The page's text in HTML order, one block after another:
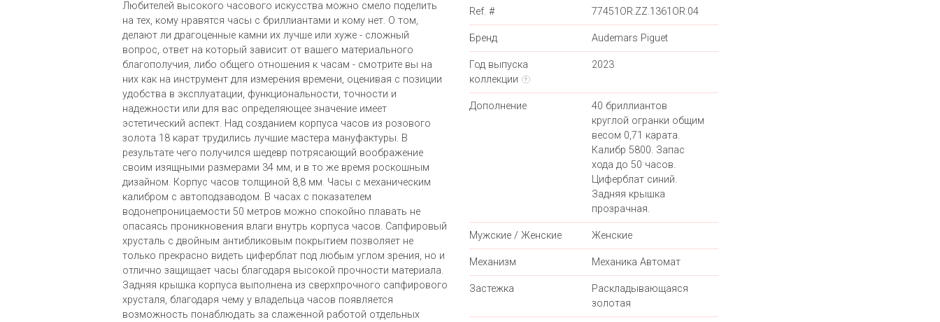
Любителей высокого часового искусства можно смело поделить
на тех, кому нравятся часы с бриллиантами и кому нет. О том,
делают ли драгоценные камни их лучше или хуже - сложный
вопрос, ответ на который зависит от вашего материального
благополучия, либо общего отношения к часам - смотрите вы на
них как на инструмент для измерения времени, оценивая с позиции
удобства в эксплуатации, функциональности, точности и
надежности или для вас определяющее значение имеет
эстетический аспект. Над созданием корпуса часов из розового
золота 18 карат трудились лучшие мастера мануфактуры. В
результате чего получился шедевр потрясающий воображение
своим изящными размерами 34 мм, и в то же время роскошным
дизайном. Корпус часов толщиной 8,8 мм. Часы с механическим
калибром с автоподзаводом. В часах с показателем
водонепроницаемости 50 метров можно спокойно плавать не
опасаясь проникновения влаги внутрь корпуса часов. Сапфировый
хрусталь с двойным антибликовым покрытием позволяет не
только прекрасно видеть циферблат под любым углом зрения, но и
отлично защищает часы благодаря высокой прочности материала.
Задняя крышка корпуса выполнена из сверхпрочного сапфирового
хрусталя, благодаря чему у владельца часов появляется
возможность понаблюдать за слаженной работой отдельных
Ref. # 77451OR.ZZ.1361OR.04
Бренд Audemars Piguet
Год выпуска
коллекции
?
2023
Дополнение
40 бриллиантов
круглой огранки общим
весом 0,71 карата.
Калибр 5800. Запас
хода до 50 часов.
Циферблат синий.
Задняя крышка
прозрачная.
Мужские / Женские Женские
Механизм Механика Автомат
Застежка
Раскладывающаяся
золотая